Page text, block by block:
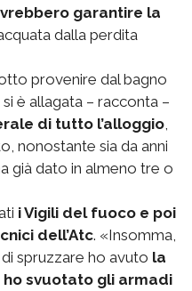
garantire la
dalla perdita
provenire dal bagno
è allagata – racconta –
di tutto l’alloggio
nonostante sia da anni
già dato in almeno tre o
i Vigili del fuoco e poi
dell’Atc. «Insomma,
spruzzare ho avuto la
svuotato gli armadi